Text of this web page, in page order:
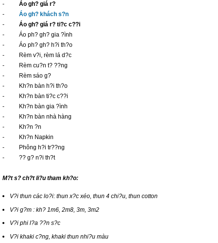
- Áo gh? giá r?
-
Áo gh? khách s?n
-
Áo gh? giá r? ti?c c??i
- Áo ph? gh? gia ?ình
- Áo ph? gh? h?i th?o
- Rèm v?i, rèm lá d?c
- Rèm cu?n t? ??ng
- Rèm sáo g?
- Kh?n bàn h?i th?o
- Kh?n bàn ti?c c??i
- Kh?n bàn gia ?ình
- Kh?n bàn nhà hàng
- Kh?n ?n
- Kh?n Napkin
- Phông h?i tr??ng
- ?? g? n?i th?t
M?t s? ch?t li?u tham kh?o:
V?i thun các lo?i: thun x?c xéo, thun 4 chi?u, thun cotton
V?i g?m : kh? 1m6, 2m8, 3m, 3m2
V?i phi l?a ??n s?c
V?i khaki c?ng, khaki thun nhi?u màu